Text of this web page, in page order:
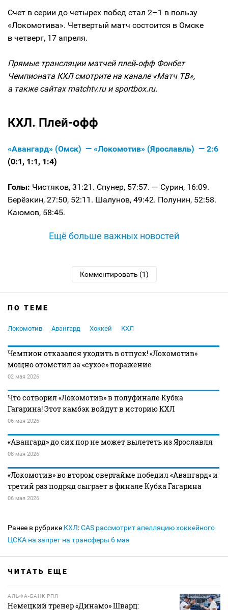
Счет в серии до четырех побед стал 2–1 в пользу
«Локомотива». Четвертый матч состоится в Омске
в четверг, 17 апреля.
Прямые трансляции матчей плей‑офф Фонбет
Чемпионата КХЛ смотрите на канале «Матч ТВ»,
а также сайтах matchtv.ru и sportbox.ru.
КХЛ. Плей-офф
«Авангард» (Омск) — «Локомотив» (Ярославль) — 2:6
(0:1, 1:1, 1:4)
Голы: Чистяков, 31:21. Спунер, 57:57. — Сурин, 16:09.
Берёзкин, 27:50, 52:11. Шалунов, 49:42. Полунин, 52:58.
Каюмов, 58:45.
Ещё больше важных новостей
Комментировать (1)
ПО ТЕМЕ
Локомотив Авангард Хоккей КХЛ
Чемпион отказался уходить в отпуск! «Локомотив»
мощно отомстил за «сухое» поражение
02 мая 2026
Что сотворил «Локомотив» в полуфинале Кубка
Гагарина! Этот камбэк войдут в историю КХЛ
06 мая 2026
«Авангард» до сих пор не может вылететь из Ярославля
08 мая 2026
«Локомотив» во втором овертайме победил «Авангард» и
третий раз подряд сыграет в финале Кубка Гагарина
06 мая 2026
Ранее в рубрике КХЛ:CAS рассмотрит апелляцию хоккейного
ЦСКА на запрет на трансферы 6 мая
ЧИТАТЬ ЕЩЕ
АЛЬФА-БАНК РПЛ
Немецкий тренер «Динамо» Шварц: